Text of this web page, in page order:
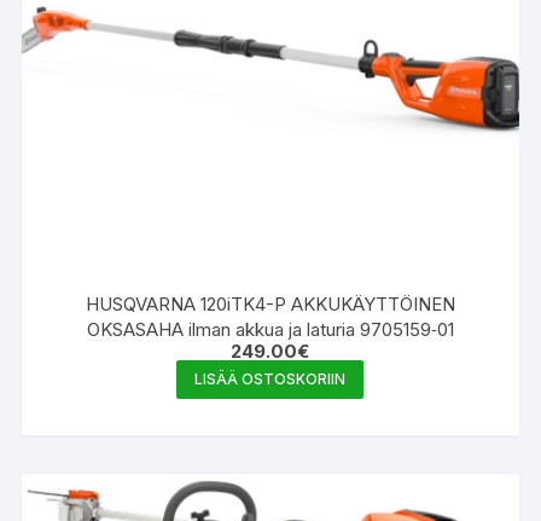
HUSQVARNA 120iTK4-P AKKUKÄYTTÖINEN
OKSASAHA ilman akkua ja laturia 9705159‑01
249.00€
LISÄÄ OSTOSKORIIN